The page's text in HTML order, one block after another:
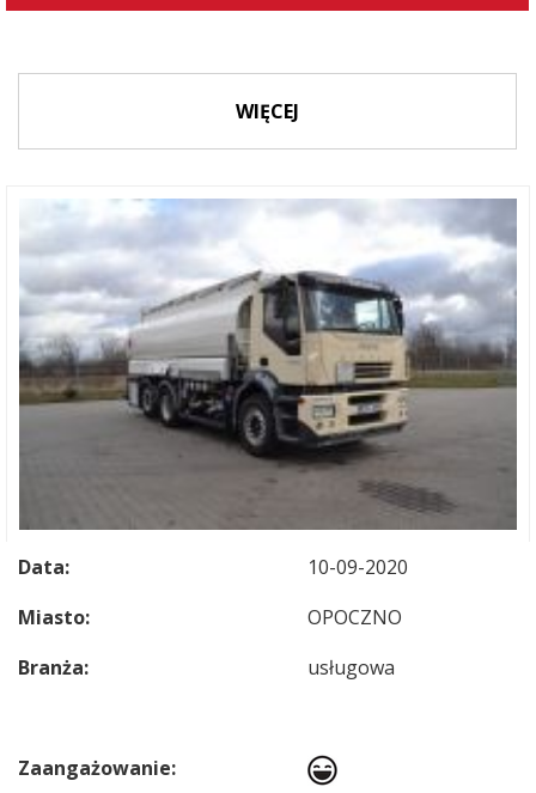
WIĘCEJ
Data:
10-09-2020
Miasto:
OPOCZNO
Branża:
usługowa
Zaangażowanie: